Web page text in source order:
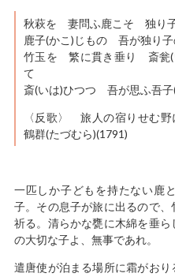
秋萩を 妻問ふ鹿こそ 独り
鹿子(かこ)じもの 吾が独り
竹玉を 繁に貫き垂り 斎瓮(
て
斎(いは)ひつつ 吾が思ふ吾
〈反歌〉 旅人の宿りせむ
鶴群(たづむら)(1791)
一匹しか子どもを持たない鹿
子。その息子が旅に出るので
祈る。清らかな甕に木綿を垂
の大切な子よ、無事であれ。
遣唐使が泊まる場所に霜がお